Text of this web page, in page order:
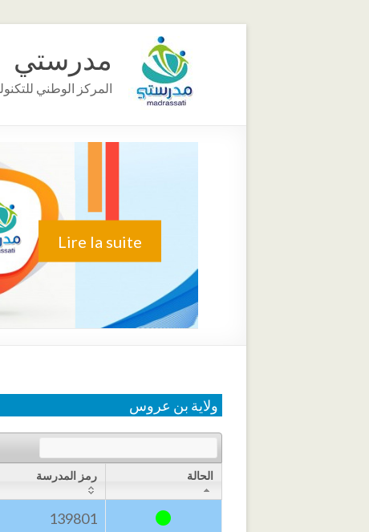
مدرستي
المركز الوطني
Lire la suite
ولاية بن عروس
الحالة رمز المدرسة
•
139801